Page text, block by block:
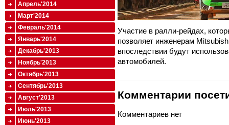
Участие в ралли-рейдах,
позволяет инженерам
впоследствии будут
автомобилей.
Комментарии
Комментариев нет
Апрель'2014
Март'2014
Февраль'2014
Январь'2014
Декабрь'2013
Ноябрь'2013
Октябрь'2013
Сентябрь'2013
Август'2013
Июль'2013
Июнь'2013